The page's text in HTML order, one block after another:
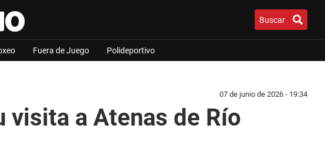
Buscar
Fuera de Juego Polideportivo
07 de junio de 2026 - 19:34
a Atenas de Río